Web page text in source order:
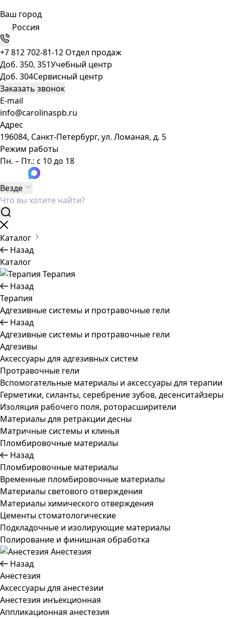
Ваш город
Россия
+7 812 702-81-12 Отдел продаж
Доб. 350, 351Учебный центр
Доб. 304Сервисный центр
Заказать звонок
E-mail
info@carolinaspb.ru
Адрес
196084, Санкт-Петербург, ул. Ломаная, д. 5
Режим работы
Пн. – Пт.: с 10 до 18
Везде
Каталог
Назад
Каталог
Терапия
Назад
Терапия
Адгезивные системы и протравочные гели
Назад
Адгезивные системы и протравочные гели
Адгезивы
Аксессуары для адгезивных систем
Протравочные гели
Вспомогательные материалы и аксессуары для терапии
Герметики, силанты, серебрение зубов, десенситайзеры
Изоляция рабочего поля, роторасширители
Материалы для ретракции десны
Матричные системы и клинья
Пломбировочные материалы
Назад
Пломбировочные материалы
Временные пломбировочные материалы
Материалы светового отверждения
Материалы химического отверждения
Цементы стоматологические
Подкладочные и изолирующие материалы
Полирование и финишная обработка
Анестезия
Назад
Анестезия
Аксессуары для анестезии
Анестезия инъекционная
Аппликационная анестезия